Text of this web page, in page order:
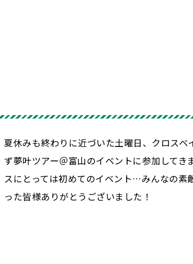
夏休みも終わりに近づいた土曜日、クロス
ず夢叶ツアー＠富山のイベントに参加して
スにとっては初めてのイベント…みんなの素
った皆様ありがとうございました！